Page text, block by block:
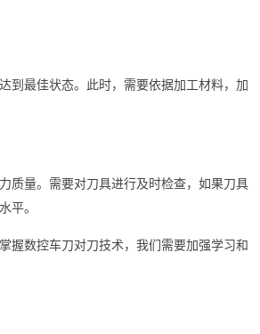
到最佳状态。此时，需要依据加工材料，加
质量。需要对刀具进行及时检查，如果刀具
平。
握数控车刀对刀技术，我们需要加强学习和